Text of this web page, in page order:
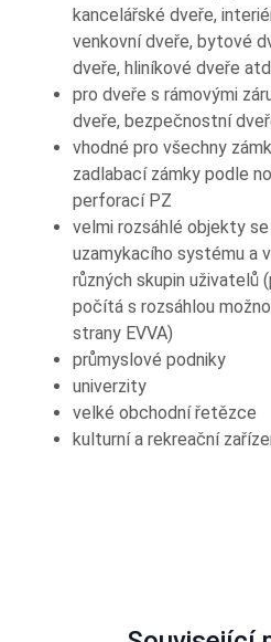
kancelářské dveře,
venkovní dveře, bytové
dveře, hliníkové dveře
pro dveře s rámovými
dveře, bezpečnostní
vhodné pro všechny
zadlabací zámky podle
perforací PZ
velmi rozsáhlé objekty
uzamykacího systému a
různých skupin uživatelů
počítá s rozsáhlou
strany EVVA)
průmyslové podniky
univerzity
velké obchodní řetězce
kulturní a rekreační